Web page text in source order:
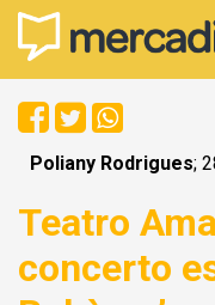
Poliany Rodrigues;
Teatro
concerto